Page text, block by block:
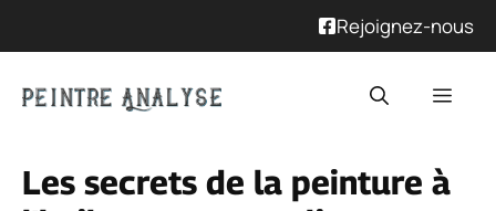
Rejoignez-nous
Les secrets de la peinture à